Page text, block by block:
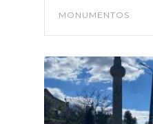
MONUMENTOS